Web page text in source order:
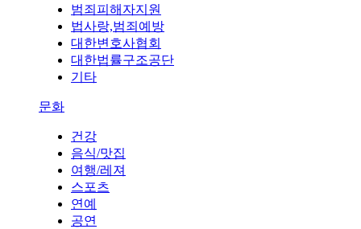
범죄피해자지원
법사랑,범죄예방
대한변호사협회
대한법률구조공단
기타
문화
건강
음식/맛집
여행/레져
스포츠
연예
공연